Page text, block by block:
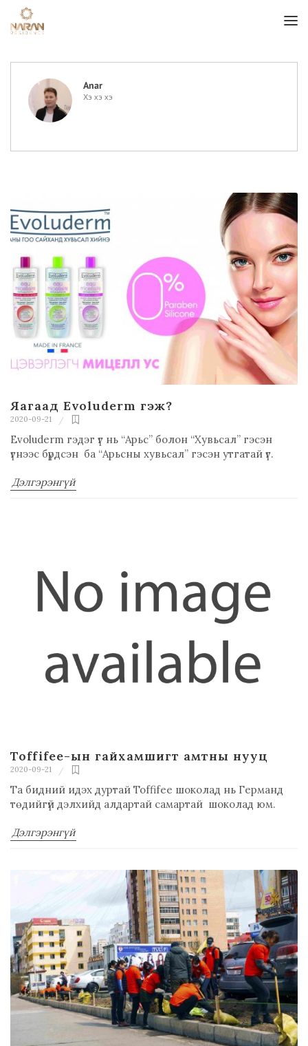
Anar
Хэ хэ хэ
Яагаад Evoluderm гэж?
2020-09-21
Evoluderm гэдэг үг нь “Арьс” болон “Хувьсал” гэсэн
үгнээс бүрдсэн ба “Арьсны хувьсал” гэсэн утгатай үг.
Дэлгэрэнгүй
Toffifee-ын гайхамшигт амтны нууц
2020-09-21
Та бидний идэх дуртай Toffifee шоколад нь Германд
төдийгүй дэлхийд алдартай самартай шоколад юм.
Дэлгэрэнгүй